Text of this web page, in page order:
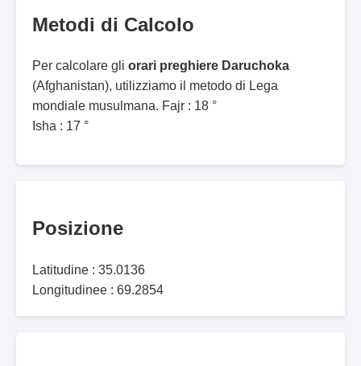
Metodi di Calcolo
Per calcolare gli orari preghiere Daruchoka
(Afghanistan), utilizziamo il metodo di Lega
mondiale musulmana. Fajr : 18 °
Isha : 17 °
Posizione
Latitudine : 35.0136
Longitudinee : 69.2854